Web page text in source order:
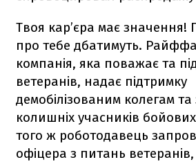
Твоя кар’єра має значення!
про тебе дбатимуть.
компанія, яка поважає та
ветеранів, надає підтримку
демобілізованим колегам
колишніх учасників
того ж роботодавець
офіцера з питань